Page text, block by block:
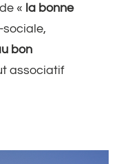
« la bonne
bon
associatif